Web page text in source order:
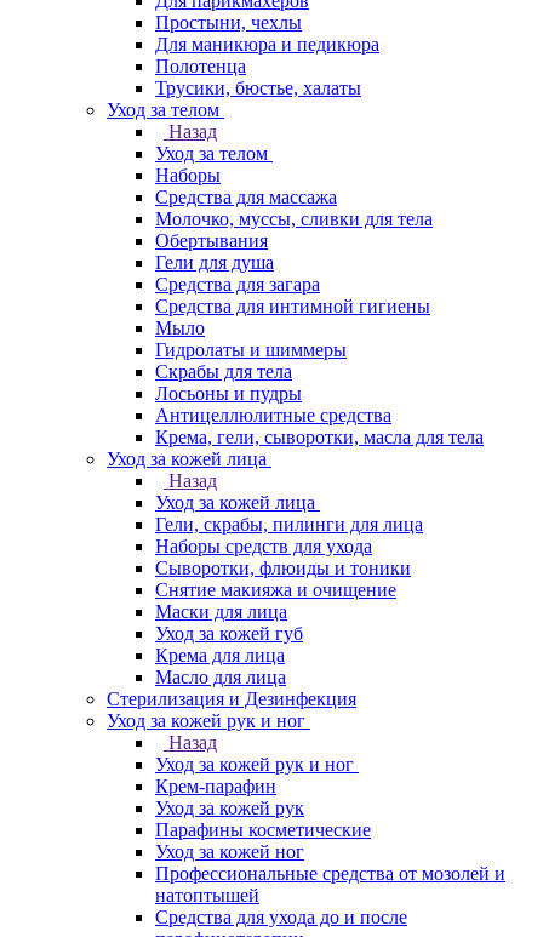
Простыни, чехлы
Для маникюра и педикюра
Полотенца
Трусики, бюстье, халаты
Уход за телом
Назад
Уход за телом
Наборы
Средства для массажа
Молочко, муссы, сливки для тела
Обертывания
Гели для душа
Средства для загара
Средства для интимной гигиены
Мыло
Гидролаты и шиммеры
Скрабы для тела
Лосьоны и пудры
Антицеллюлитные средства
Крема, гели, сыворотки, масла для тела
Уход за кожей лица
Назад
Уход за кожей лица
Гели, скрабы, пилинги для лица
Наборы средств для ухода
Сыворотки, флюиды и тоники
Снятие макияжа и очищение
Маски для лица
Уход за кожей губ
Крема для лица
Масло для лица
Стерилизация и Дезинфекция
Уход за кожей рук и ног
Назад
Уход за кожей рук и ног
Крем-парафин
Уход за кожей рук
Парафины косметические
Уход за кожей ног
Профессиональные средства от мозолей и
натоптышей
Средства для ухода до и после